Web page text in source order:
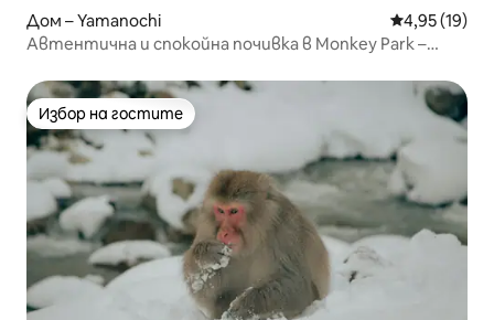
Дом – Yamanochi Средна
4,95 (19)
Автентична и спокойна почивка в Monkey Park –
Избор на гостите
Избор на гостите